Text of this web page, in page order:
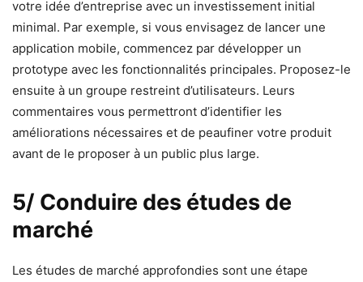
votre idée d’entreprise avec un investissement initial
minimal. Par exemple, si vous envisagez de lancer une
application mobile, commencez par développer un
prototype avec les fonctionnalités principales. Proposez-le
ensuite à un groupe restreint d’utilisateurs. Leurs
commentaires vous permettront d’identifier les
améliorations nécessaires et de peaufiner votre produit
avant de le proposer à un public plus large.
5/ Conduire des études de
marché
Les études de marché approfondies sont une étape